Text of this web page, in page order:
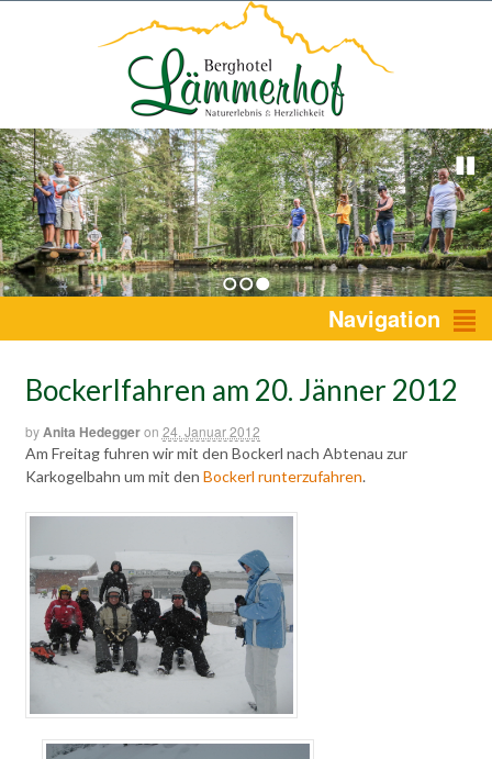
1 2 3 Navigation
Bockerlfahren am 20. Jänner 2012
byAnita Hedeggeron 24. Januar 2012
Am Freitag fuhren wir mit den Bockerl nach Abtenau zur
Karkogelbahn um mit den Bockerl runterzufahren.